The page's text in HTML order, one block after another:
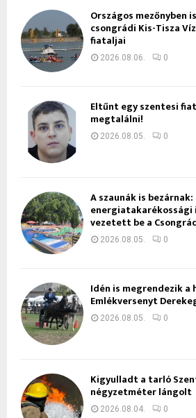
Országos mezőnyben
csongrádi Kis-Tisza
fiataljai
2026.08.06. 0
Eltűnt egy szentesi
megtalálni!
2026.08.05. 0
A szaunák is bezárnak:
vezetett be a
2026.08.05. 0
Idén is megrendezik a
Emlékversenyt
2026.08.05. 0
Kigyulladt a tarló
négyzetméter lángolt
2026.08.04. 0